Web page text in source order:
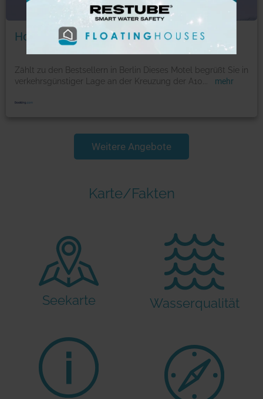
Hotel und Rasthof AVUS
Zählt zu den Bestsellern in Berlin Dieses Motel begrüßt Sie in
verkehrsgünstiger Lage an der Kreuzung der A10
mehr
Weitere Angebote
Karte/Fakten
Seekarte Wasserqualität